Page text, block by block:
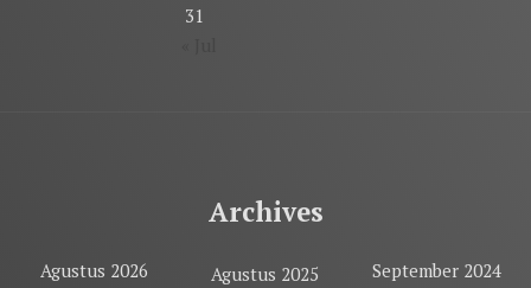
31
Archives
Agustus 2026
Agustus 2025
September 2024